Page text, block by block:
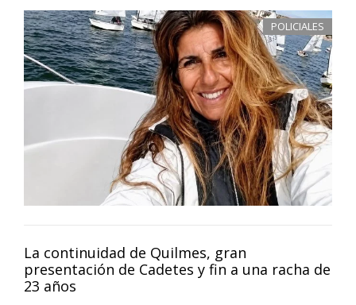
POLICIALES
La continuidad de Quilmes, gran
presentación de Cadetes y fin a una racha de
23 años